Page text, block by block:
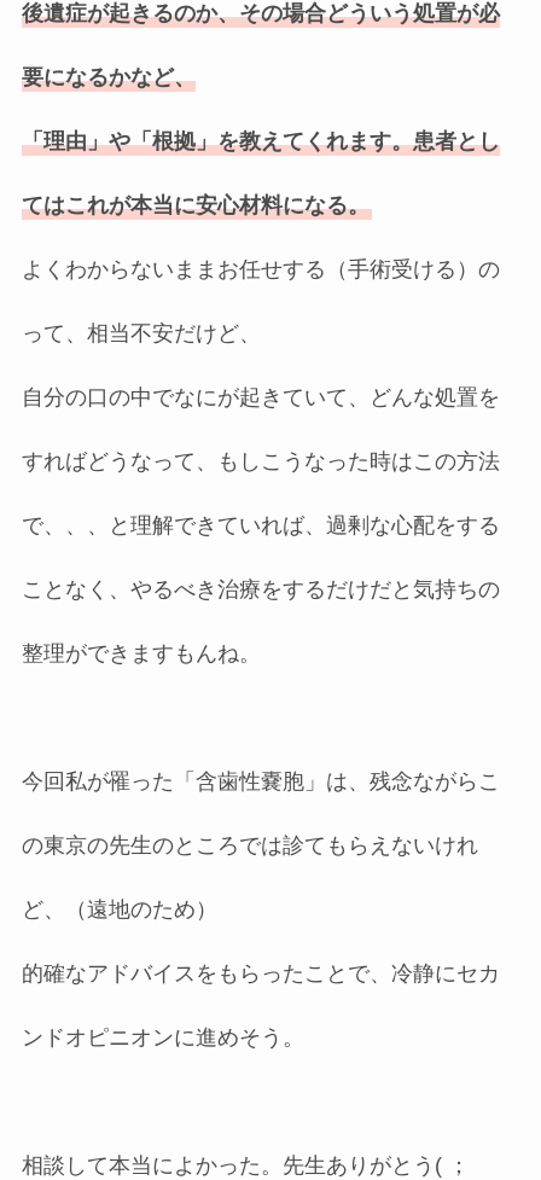
後遺症が起きるのか、その場合どういう処置が必
要になるかなど、
「理由」や「根拠」を教えてくれます。患者とし
てはこれが本当に安心材料になる。
よくわからないままお任せする（手術受ける）の
って、相当不安だけど、
自分の口の中でなにが起きていて、どんな処置を
すればどうなって、もしこうなった時はこの方法
で、、、と理解できていれば、過剰な心配をする
ことなく、やるべき治療をするだけだと気持ちの
整理ができますもんね。
今回私が罹った「含歯性嚢胞」は、残念ながらこ
の東京の先生のところでは診てもらえないけれ
ど、（遠地のため）
的確なアドバイスをもらったことで、冷静にセカ
ンドオピニオンに進めそう。
相談して本当によかった。先生ありがとう( ；